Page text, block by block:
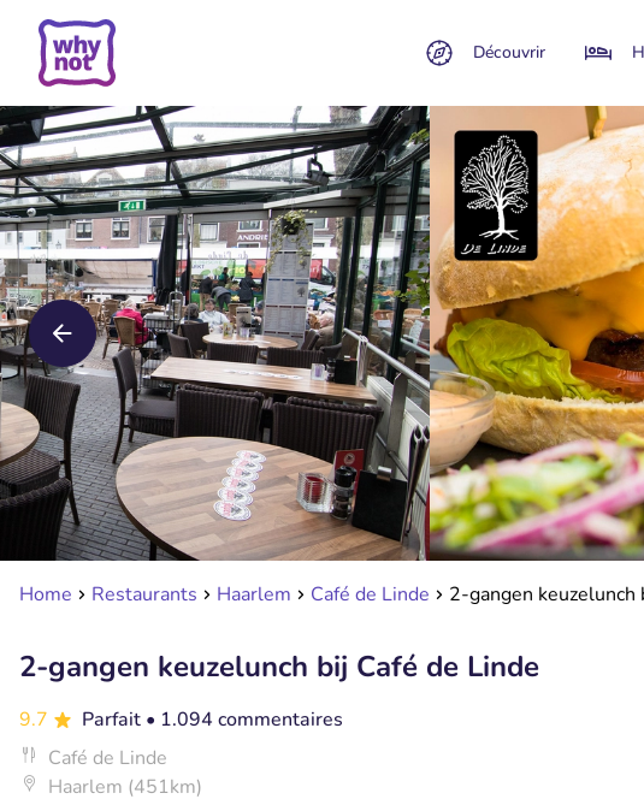
Découvrir
Home Restaurants Haarlem Café de Linde 2-gangen keuzelunch
2-gangen keuzelunch bij Café de Linde
9.7 Parfait • 1.094 commentaires
Café de Linde
Haarlem (451km)